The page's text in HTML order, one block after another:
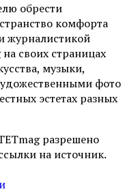
обрести
комфорта
журналистикой
своих страницах
музыки,
фото
эстетах разных
разрешено
на источник.